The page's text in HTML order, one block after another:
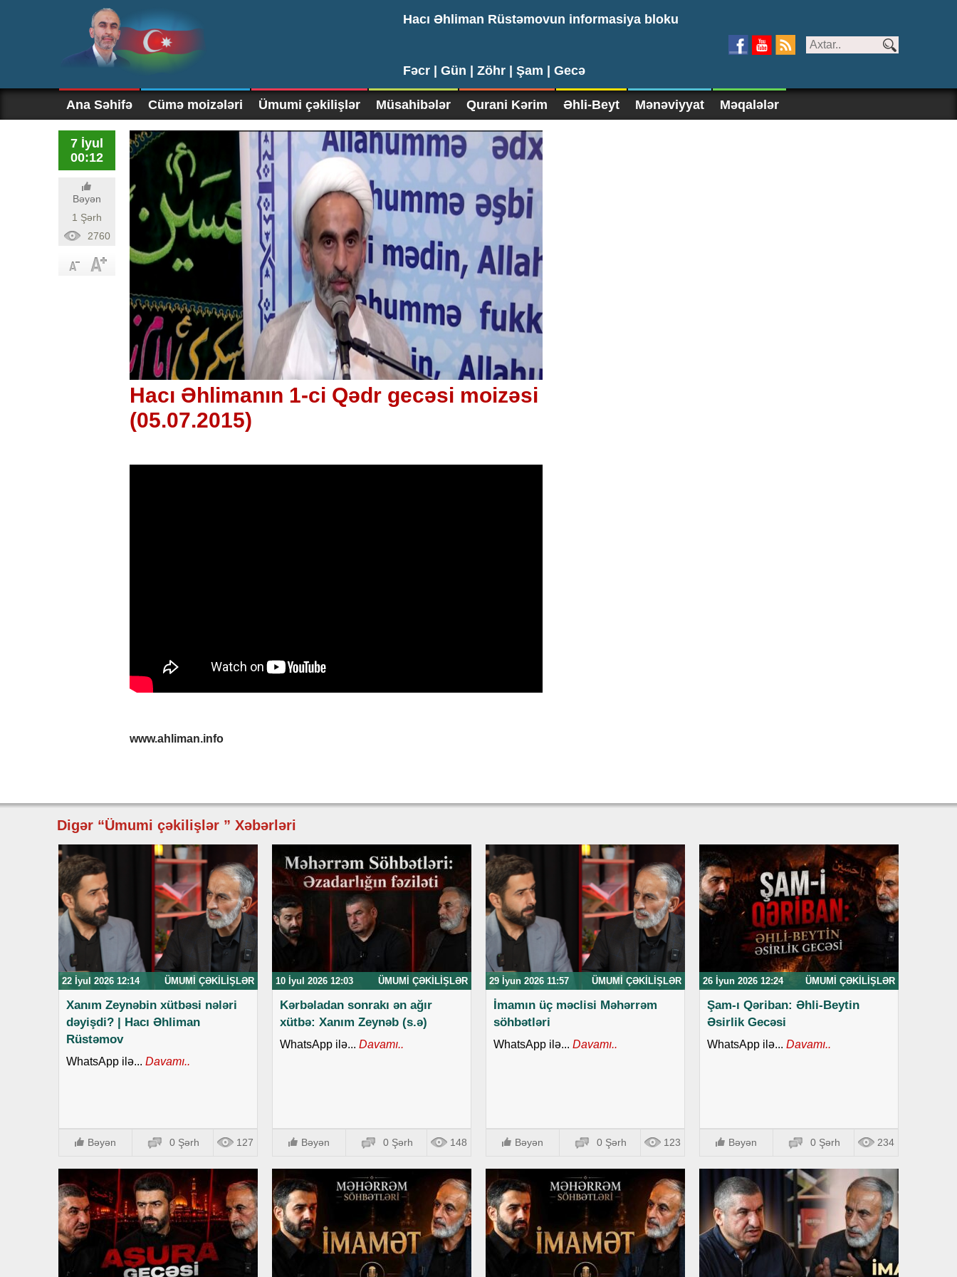
Hacı Əhliman Rüstəmovun informasiya bloku
Fəcr | Gün | Zöhr | Şam | Gecə
Ana Səhifə Cümə moizələri Ümumi çəkilişlər Müsahibələr Qurani Kərim Əhli-Beyt Mənəviyyat Məqalələr
7 İyul
00:12
Bəyən
1 Şərh
2760
Hacı Əhlimanın 1-ci Qədr gecəsi moizəsi
(05.07.2015)
www.ahliman.info
Digər “Ümumi çəkilişlər ” Xəbərləri
22 İyul 2026 12:14 ÜMUMI ÇƏKILIŞLƏR
Xanım Zeynəbin xütbəsi nələri
dəyişdi? | Hacı Əhliman
Rüstəmov
WhatsApp ilə... Davamı..
Bəyən 0 Şərh 127
10 İyul 2026 12:03 ÜMUMI ÇƏKILIŞLƏR
Kərbəladan sonrakı ən ağır
xütbə: Xanım Zeynəb (s.ə)
WhatsApp ilə... Davamı..
Bəyən 0 Şərh 148
29 İyun 2026 11:57 ÜMUMI ÇƏKILIŞLƏR
İmamın üç məclisi Məhərrəm
söhbətləri
WhatsApp ilə... Davamı..
Bəyən 0 Şərh 123
26 İyun 2026 12:24 ÜMUMI ÇƏKILIŞLƏR
Şam-ı Qəriban: Əhli-Beytin
Əsirlik Gecəsi
WhatsApp ilə... Davamı..
Bəyən 0 Şərh 234